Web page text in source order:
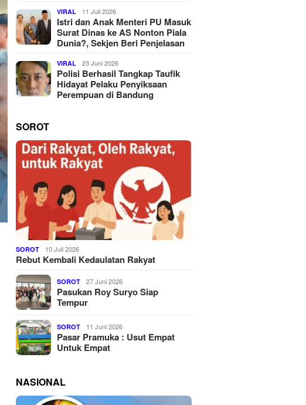
VIRAL 11 Juli 2026
Istri dan Anak Menteri PU Masuk
Surat Dinas ke AS Nonton Piala
Dunia?, Sekjen Beri Penjelasan
VIRAL 23 Juni 2026
Polisi Berhasil Tangkap Taufik
Hidayat Pelaku Penyiksaan
Perempuan di Bandung
SOROT
SOROT 10 Juli 2026
Rebut Kembali Kedaulatan Rakyat
SOROT 27 Juni 2026
Pasukan Roy Suryo Siap
Tempur
SOROT 11 Juni 2026
Pasar Pramuka : Usut Empat
Untuk Empat
NASIONAL